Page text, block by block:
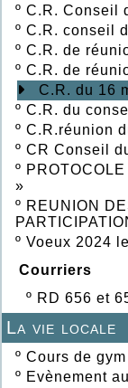
º C.R. Conseil
º C.R. conseil
º C.R. de
º C.R. de
C.R. du 16
º C.R. du
º C.R.réunion
º CR Conseil
º
»
º REUNION
º Voeux 2024
Courriers
º RD 656 et
La vie locale
º Cours de gym
º Evènement